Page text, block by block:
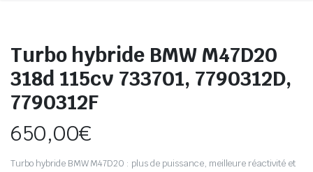
Turbo hybride BMW M47D20
318d 115cv 733701, 7790312D,
7790312F
650,00€
Turbo hybride BMW M47D20 : plus de puissance, meilleure réactivité et